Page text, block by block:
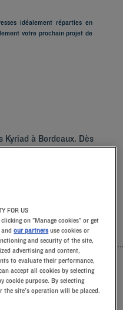
idéalement réparties en
votre prochain projet de
chambre cosy tout équipée.
à Bordeaux. Dès
avec le sourire et
le confort unique de
pour bien commencer la
et laissez-vous tenter
petit-déjeuner… Au moins
FOR US
on "Manage cookies" or get
andour partners use cookies or
and security of the site,
advertising and content,
to evaluate their performance,
accept all cookies by selecting
cookie purpose. By selecting
the site's operation will be placed.